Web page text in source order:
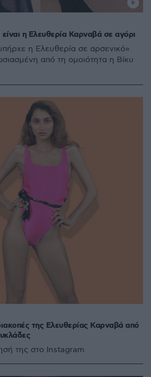
η Ελευθερία Καρναβά σε αγόρι
η Ελευθερία σε αρσενικό»
από τη ομοιότητα η Βίκυ
της Ελευθερίας Καρναβά από
της στο Instagram